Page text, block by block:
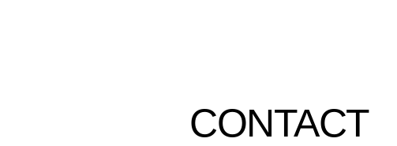
CONTACT